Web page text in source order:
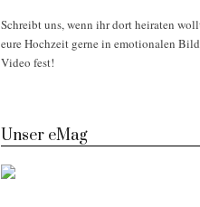
Schreibt uns, wenn ihr dort heiraten
eure Hochzeit gerne in emotionalen
Video fest!
Unser eMag